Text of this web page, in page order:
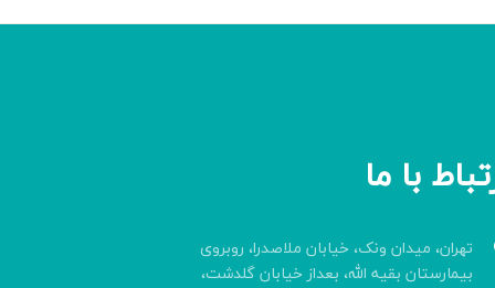
با ما
تهران، میدان ونک، خیابان ملاصدرا، روبروی
بیمارستان بقیه الله، بعداز خیابان گلدشت،